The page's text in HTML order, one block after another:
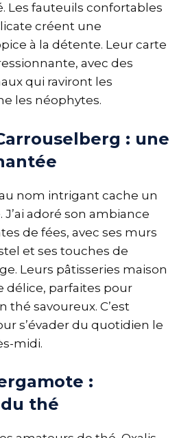
Les fauteuils confortables
créent une
à la détente. Leur carte
avec des
qui raviront les
les néophytes.
: une
nom intrigant cache un
adoré son ambiance
de fées, avec ses murs
et ses touches de
Leurs pâtisseries maison
délice, parfaites pour
thé savoureux. C’est
s’évader du quotidien le
midi.
:
thé